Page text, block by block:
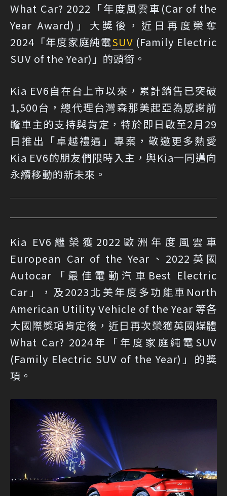
What Car? 2022「年度風雲車(Car of the
Year Award)」大獎後，近日再度榮奪
2024「年度家庭純電SUV (Family Electric
SUV of the Year)」的頭銜。
Kia EV6自在台上市以來，累計銷售已突破
1,500台，總代理台灣森那美起亞為感謝前
瞻車主的支持與肯定，特於即日啟至2月29
日推出「卓越禮遇」專案，敬邀更多熱愛
Kia EV6的朋友們限時入主，與Kia一同邁向
永續移動的新未來。
Kia EV6繼榮獲2022歐洲年度風雲車
European Car of the Year、2022英國
Autocar「最佳電動汽車Best Electric
Car」，及2023北美年度多功能車North
American Utility Vehicle of the Year 等各
大國際獎項肯定後，近日再次榮獲英國媒體
What Car? 2024年「年度家庭純電SUV
(Family Electric SUV of the Year)」的獎
項。